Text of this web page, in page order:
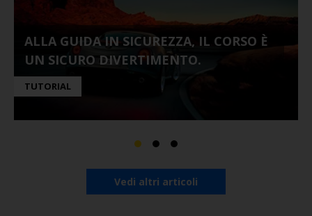
ALLA GUIDA IN SICUREZZA, IL CORSO È
UN SICURO DIVERTIMENTO.
TUTORIAL
Vedi altri articoli